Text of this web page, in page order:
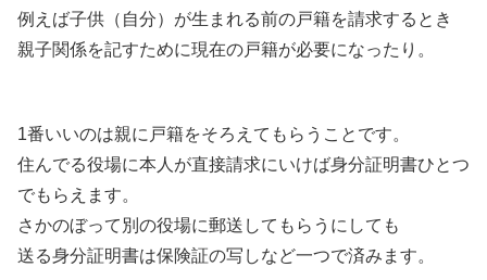
例えば子供（自分）が生まれる前の戸籍を請求するとき
親子関係を記すために現在の戸籍が必要になったり。
1番いいのは親に戸籍をそろえてもらうことです。
住んでる役場に本人が直接請求にいけば身分証明書ひとつ
でもらえます。
さかのぼって別の役場に郵送してもらうにしても
送る身分証明書は保険証の写しなど一つで済みます。